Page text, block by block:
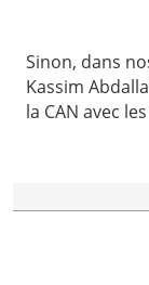
Sinon, dans
Kassim
la CAN avec